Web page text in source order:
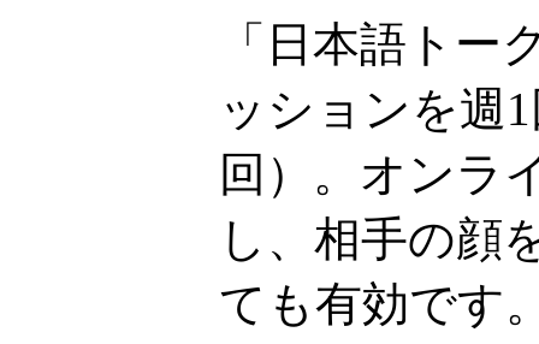
「日本語トー
ッションを週
回）。オンラ
し、相手の顔
ても有効です